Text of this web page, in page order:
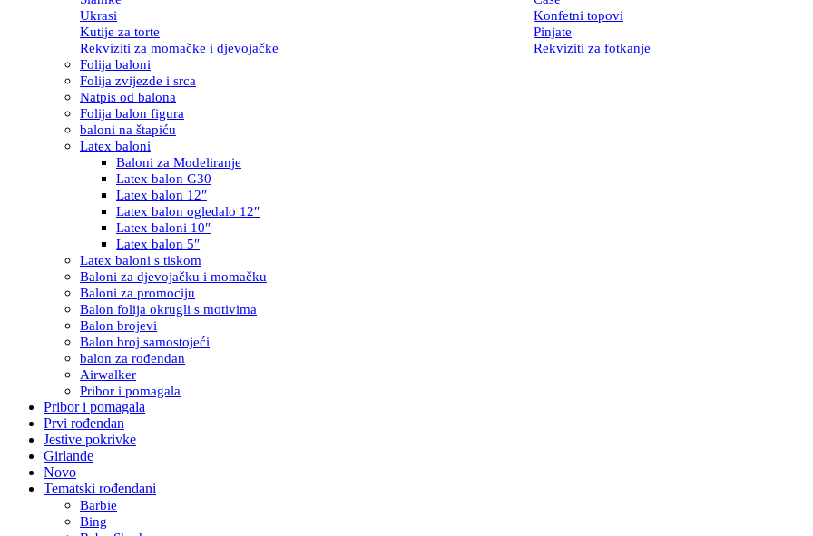
Ukrasi
Konfetni topovi
Kutije za torte
Pinjate
Rekviziti za momačke i djevojačke
Rekviziti za fotkanje
Folija baloni
Folija zvijezde i srca
Natpis od balona
Folija balon figura
baloni na štapiću
Latex baloni
Baloni za Modeliranje
Latex balon G30
Latex balon 12″
Latex balon ogledalo 12″
Latex baloni 10″
Latex balon 5″
Latex baloni s tiskom
Baloni za djevojačku i momačku
Baloni za promociju
Balon folija okrugli s motivima
Balon brojevi
Balon broj samostojeći
balon za rođendan
Airwalker
Pribor i pomagala
Pribor i pomagala
Prvi rođendan
Jestive pokrivke
Girlande
Novo
Tematski rođendani
Barbie
Bing